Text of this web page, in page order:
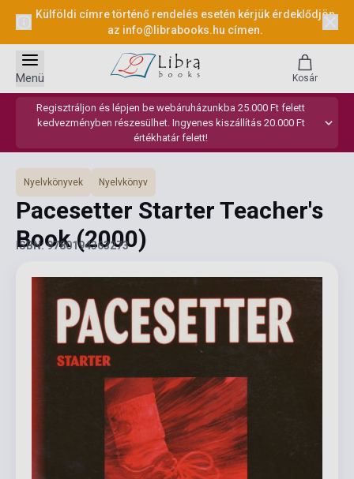
Külföldi címre történő rendelés esetén kérjük érdeklődjön
az info@librabooks.hu címen.
Regisztráljon és lépjen be webáruházunkba 25.000 Ft felett
kedvezményben részesülhet. Ingyenes kiszállítás 20.000 Ft
értékhatár felett!
Menü Kosár
Nyelvkönyvek Nyelvkönyv
Pacesetter Starter Teacher's
Book(2000)
ISBN: 9780194363273